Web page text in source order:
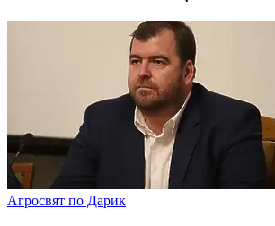
Агросвят по Дарик